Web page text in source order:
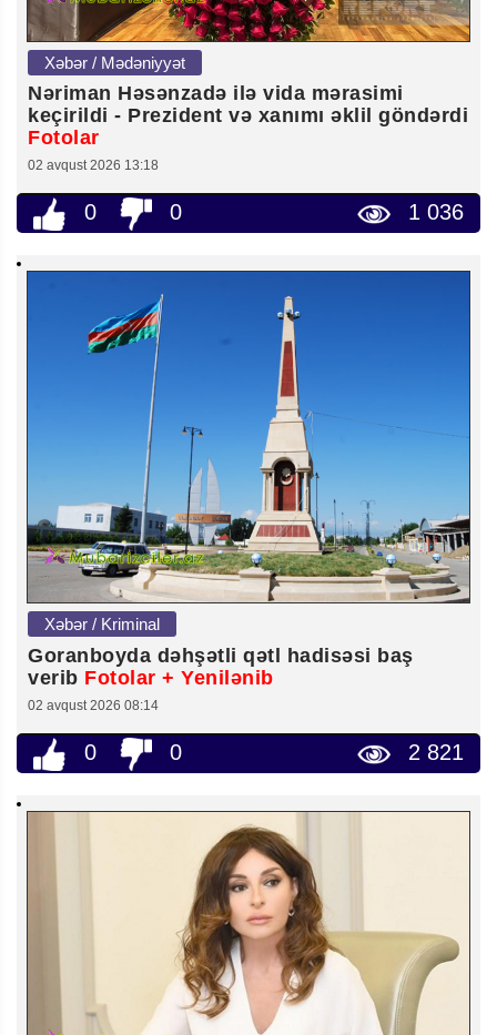
Xəbər / Mədəniyyət
Nəriman Həsənzadə ilə vida mərasimi
keçirildi - Prezident və xanımı əklil göndərdi
Fotolar
02 avqust 2026 13:18
0 0 1 036
Xəbər / Kriminal
Goranboyda dəhşətli qətl hadisəsi baş
verib Fotolar + Yenilənib
02 avqust 2026 08:14
0 0 2 821